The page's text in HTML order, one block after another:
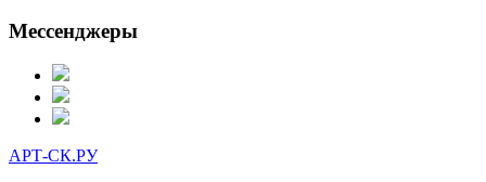
Мессенджеры
АРТ-СК.РУ